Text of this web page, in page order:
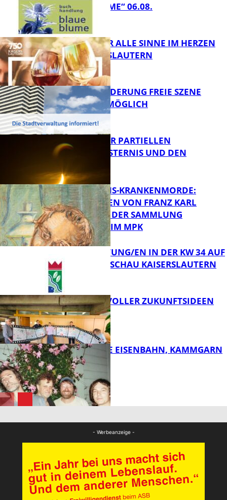
FB Kultur
„BLAUE BLUME“ 06.08.
FB Kultur
GENÜSSE FÜR ALLE SINNE IM HERZEN
VON KAISERSLAUTERN
PROJEKTFÖRDERUNG FREIE SZENE
WEITERHIN MÖGLICH
Bildung
VORTRAG ZUR PARTIELLEN
SONNENFINSTERNIS UND DEN
PERSEIDEN
OPFER DER NS-KRANKENMORDE:
ZEICHNUNGEN VON FRANZ KARL
BÜHLER AUS DER SAMMLUNG
PRINZHORN IM MPK
FB Kultur
VERANSTALTUNG/EN IN DER KW 34 AUF
DER GARTENSCHAU KAISERSLAUTERN
FB Kultur
FILMROLLE VOLLER ZUKUNFTSIDEEN
DIE HÖCHSTE EISENBAHN, KAMMGARN
- Werbeanzeige -